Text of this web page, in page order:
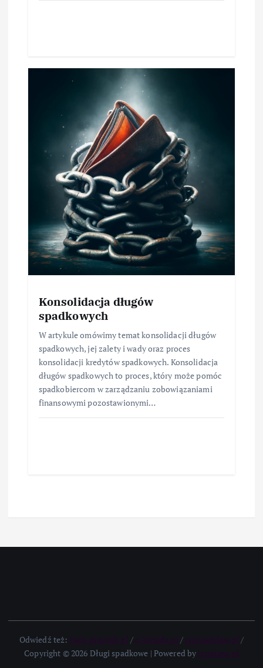
Konsolidacja długów
spadkowych
W artykule omówimy temat konsolidacji długów
spadkowych, jej zalety i wady oraz proces
konsolidacji kredytów spadkowych. Konsolidacja
długów spadkowych to proces, który może pomóc
spadkobiercom w zarządzaniu zobowiązaniami
finansowymi pozostawionymi…
Odwiedź też: / /
/
Copyright © 2026 Długi spadkowe | Powered by